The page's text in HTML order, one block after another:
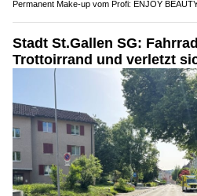
Permanent Make-up vom Profi: ENJOY
Stadt St.Gallen SG:
Trottoirrand und verletzt